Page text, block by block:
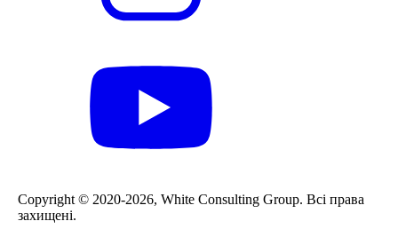
Сopyright © 2020-2026, White Consulting Group. Всі права
захищені.